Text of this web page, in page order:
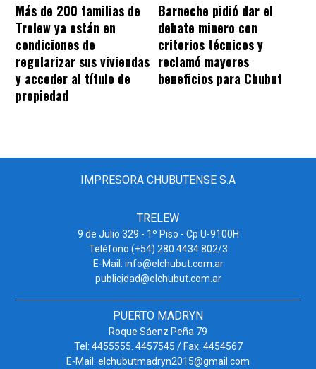
Más de 200 familias de
Trelew ya están en
condiciones de
regularizar sus viviendas
y acceder al título de
propiedad
Barneche pidió dar el
debate minero con
criterios técnicos y
reclamó mayores
beneficios para Chubut
IMPRESORA CHUBUTENSE S.A
TRELEW
9 de Julio 329 - 1º Piso - Cp U-9100H
Teléfono (+54) 280 4434 802/3
E-Mail: info@elchubut.com.ar
publicidad@elchubut.com.ar
PUERTO MADRYN
Roque Sáenz Peña 79
Tel: 4455555. 4457545 / Fax: 4454567
E-Mail: elchubutmadryn2015@gmail.com